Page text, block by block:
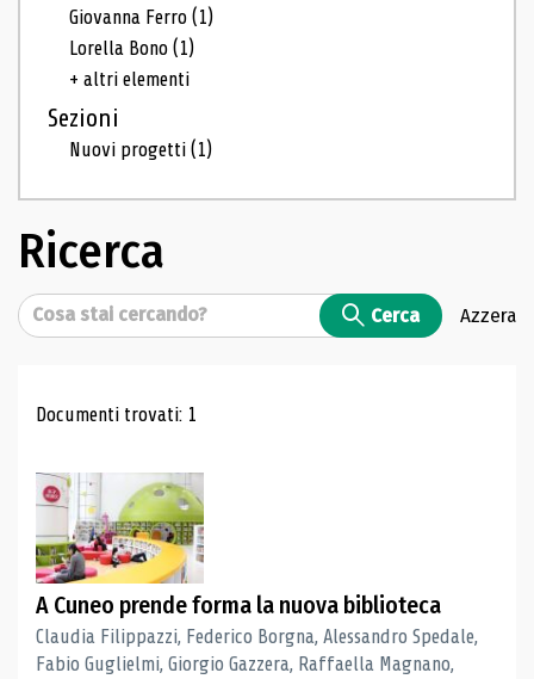
Giovanna Ferro(1)
Lorella Bono(1)
+ altri elementi
Sezioni
Nuovi progetti(1)
Ricerca
Cerca Cerca Azzera
Risultati di ricerca
Documenti trovati: 1
A Cuneo prende forma la nuova biblioteca
Claudia Filippazzi, Federico Borgna, Alessandro Spedale,
Fabio Guglielmi, Giorgio Gazzera, Raffaella Magnano,